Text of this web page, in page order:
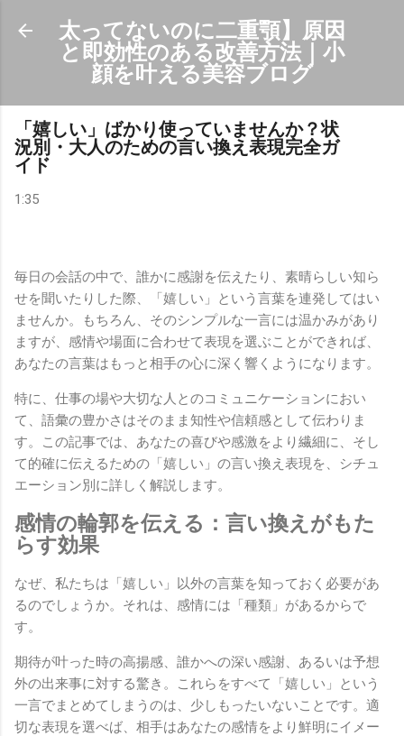
スキップしてメイン コンテンツに移動
太ってないのに二重顎】原因
と即効性のある改善方法｜小
顔を叶える美容ブログ
「嬉しい」ばかり使っていませんか？状
況別・大人のための言い換え表現完全ガ
イド
1:35
毎日の会話の中で、誰かに感謝を伝えたり、素晴らしい知ら
せを聞いたりした際、「嬉しい」という言葉を連発してはい
ませんか。もちろん、そのシンプルな一言には温かみがあり
ますが、感情や場面に合わせて表現を選ぶことができれば、
あなたの言葉はもっと相手の心に深く響くようになります。
特に、仕事の場や大切な人とのコミュニケーションにおい
て、語彙の豊かさはそのまま知性や信頼感として伝わりま
す。この記事では、あなたの喜びや感激をより繊細に、そし
て的確に伝えるための「嬉しい」の言い換え表現を、シチュ
エーション別に詳しく解説します。
感情の輪郭を伝える：言い換えがもた
らす効果
なぜ、私たちは「嬉しい」以外の言葉を知っておく必要があ
るのでしょうか。それは、感情には「種類」があるからで
す。
期待が叶った時の高揚感、誰かへの深い感謝、あるいは予想
外の出来事に対する驚き。これらをすべて「嬉しい」という
一言でまとめてしまうのは、少しもったいないことです。適
切な表現を選べば、相手はあなたの感情をより鮮明にイメー